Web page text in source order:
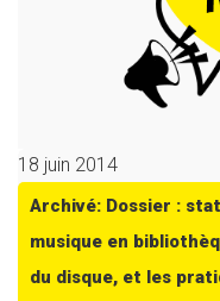
18 juin 2014
Archivé: Dossier :
musique en
du disque, et les